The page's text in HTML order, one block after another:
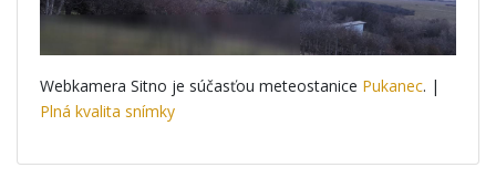
Webkamera Sitno je súčasťou meteostanice Pukanec. |
Plná kvalita snímky